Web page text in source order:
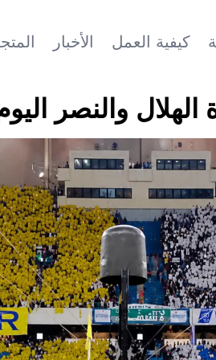
كيفية العمل الأخبار
الهلال والنصر